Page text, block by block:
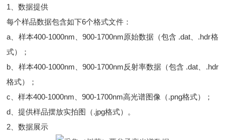
1、数据提供
每个样品数据包含如下6个格式文件：
a、样本400-1000nm、900-1700nm原始数据（包含 .dat、.hdr格
式）；
b、样本400-1000nm、900-1700nm反射率数据（包含 .dat、.hdr
格式）；
c、样本400-1000nm、900-1700nm高光谱图像（.png格式）；
d、提供样品摆放实拍图（.jpg格式）。
2、数据展示